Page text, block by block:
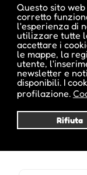
Questo sito
corretto
l'esperienza di
utilizzare tutte
accettare i
le mappe, la
utente,
newsletter e
disponibili. I
profilazione.
Rifiuta